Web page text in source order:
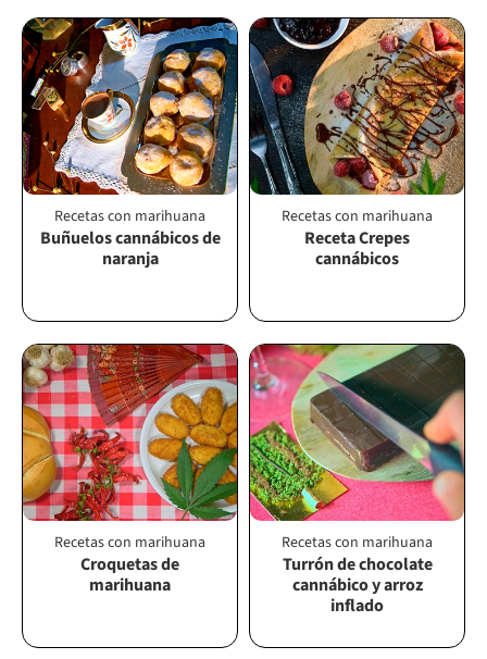
Recetas con marihuana
Buñuelos cannábicos de
naranja
Recetas con marihuana
Receta Crepes
cannábicos
Recetas con marihuana
Croquetas de
marihuana
Recetas con marihuana
Turrón de chocolate
cannábico y arroz
inflado